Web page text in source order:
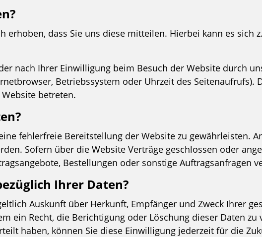
erhoben, dass Sie uns diese mitteilen. Hierbei kann es sich
nach Ihrer Einwilligung beim Besuch der Website durch
Betriebssystem oder Uhrzeit des Seitenaufrufs).
betreten.
fehlerfreie Bereitstellung der Website zu gewährleisten.
Sofern über die Website Verträge geschlossen oder
Bestellungen oder sonstige Auftragsanfragen
Ihrer Daten?
Auskunft über Herkunft, Empfänger und Zweck Ihrer
ein Recht, die Berichtigung oder Löschung dieser Daten zu
haben, können Sie diese Einwilligung jederzeit für die